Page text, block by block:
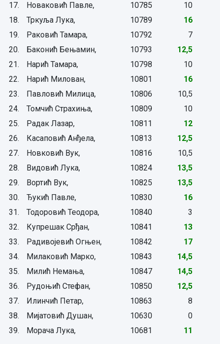
17.
Новаковић Павле, 10785
10
18.
Тркуља Лука, 10789
16
19.
Раковић Тамара, 10792
7
20.
Баконић Бењамин, 10793
12,5
21.
Нарић Тамара, 10798
10
22.
Нарић Милован, 10801
16
23.
Павловић Милица, 10806
10,5
24.
Томчић Страхиња, 10809
10
25.
Радак Лазар, 10811
12
26.
Касаповић Анђела, 10813
12,5
27.
Новковић Вук, 10816
10,5
28.
Видовић Лука, 10824
13,5
29.
Вортић Вук, 10825
13,5
30.
Ђукић Павле, 10830
16
31.
Тодоровић Теодора, 10840
3
32.
Купрешак Срђан, 10841
13
33.
Радивојевић Огњен, 10842
17
34.
Милаковић Марко, 10843
14,5
35.
Милић Немања, 10847
14,5
36.
Рудоњић Стефан, 10850
12,5
37.
Илинчић Петар, 10863
8
38.
Мијатовић Душан, 10630
0
39.
Морача Лука, 10681 11